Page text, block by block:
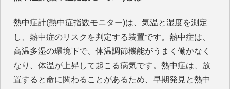
熱中症計(熱中症指数モニター)は、気温と湿度を測定
し、熱中症のリスクを判定する装置です。熱中症は、
高温多湿の環境下で、体温調節機能がうまく働かなく
なり、体温が上昇して起こる病気です。熱中症は、放
置すると命に関わることがあるため、早期発見と熱中